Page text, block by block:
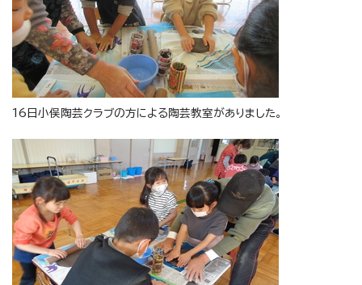
16日小俣陶芸クラブの方による陶芸教室がありました。